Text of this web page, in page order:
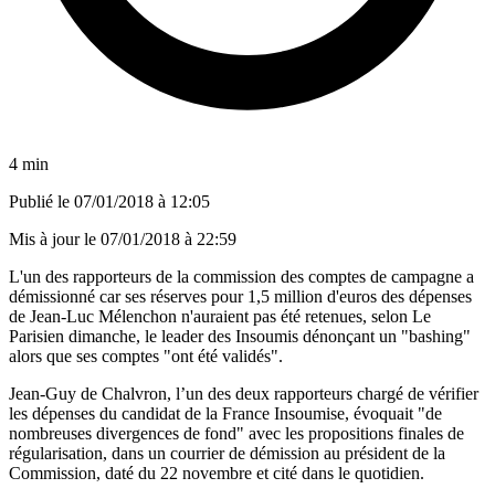
4 min
Publié le 07/01/2018 à 12:05
Mis à jour le 07/01/2018 à 22:59
L'un des rapporteurs de la commission des comptes de campagne a
démissionné car ses réserves pour 1,5 million d'euros des dépenses
de Jean-Luc Mélenchon n'auraient pas été retenues, selon Le
Parisien dimanche, le leader des Insoumis dénonçant un "bashing"
alors que ses comptes "ont été validés".
Jean-Guy de Chalvron, l’un des deux rapporteurs chargé de vérifier
les dépenses du candidat de la France Insoumise, évoquait "de
nombreuses divergences de fond" avec les propositions finales de
régularisation, dans un courrier de démission au président de la
Commission, daté du 22 novembre et cité dans le quotidien.